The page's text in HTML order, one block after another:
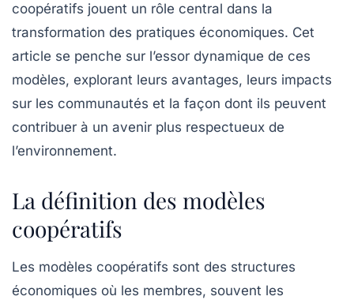
coopératifs jouent un rôle central dans la
transformation des pratiques économiques. Cet
article se penche sur l’essor dynamique de ces
modèles, explorant leurs avantages, leurs impacts
sur les communautés et la façon dont ils peuvent
contribuer à un avenir plus respectueux de
l’environnement.
La définition des modèles
coopératifs
Les modèles coopératifs sont des structures
économiques où les membres, souvent les